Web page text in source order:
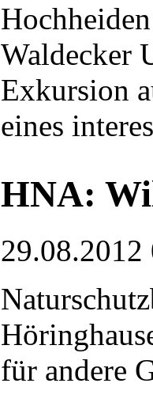
Waldecker
Exkursion
eines
HNA:
29.08.2012
für andere